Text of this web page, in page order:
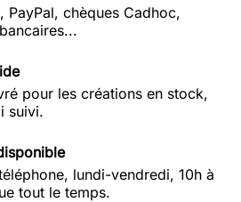
PayPal, chèques Cadhoc,
pour les créations en stock,
suivi.
lundi-vendredi, 10h à
tout le temps.